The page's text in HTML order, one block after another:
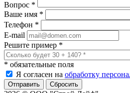
Вопрос *
Ваше имя *
Телефон *
E-mail
Решите пример *
* обязательные поля
Я согласен на обработку
Сбросить